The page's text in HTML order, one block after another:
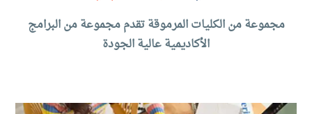
مجموعة من الكليات المرموقة تقدم مجموعة من البرامج
الأكاديمية عالية الجودة